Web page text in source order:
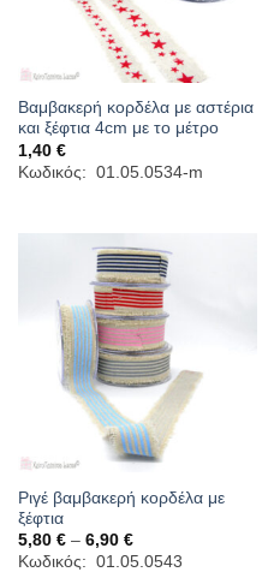
Βαμβακερή κορδέλα με αστέρια
και ξέφτια 4cm με το μέτρο
1,40 €
Κωδικός: 01.05.0534-m
Ριγέ βαμβακερή κορδέλα με
ξέφτια
5,80 € – 6,90 €Price
range:
Κωδικός: 01.05.0543